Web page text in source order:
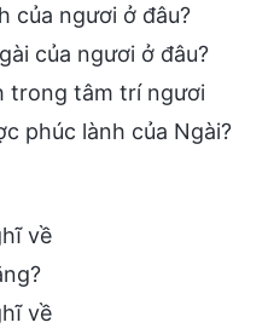
của ngươi ở đâu?
của ngươi ở đâu?
trong tâm trí ngươi
phúc lành của Ngài?
về
về